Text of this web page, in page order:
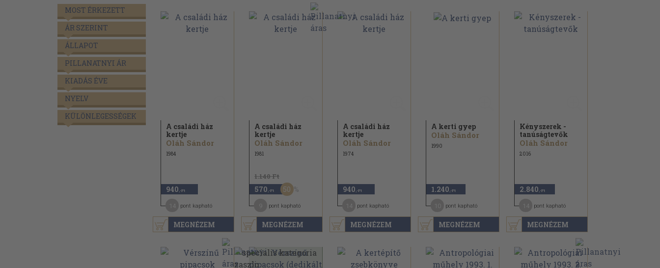
MOST ÉRKEZETT
ÁR SZERINT
ÁLLAPOT
PILLANATNYI ÁR
KIADÁS ÉVE
NYELV
KÜLÖNLEGESSÉGEK
MEGNÉZEM
A családi ház
kertje
Oláh Sándor
1984
940 ,-Ft
pont kapható
MEGNÉZEM
A családi ház
kertje
Oláh Sándor
1981
1.140 Ft
570 ,-Ft 50
pont kapható
MEGNÉZEM
A családi ház
kertje
Oláh Sándor
1974
940 ,-Ft
pont kapható
MEGNÉZEM
A kerti gyep
Oláh Sándor
1990
1.240 ,-Ft
pont kapható
MEGNÉZEM
Kényszerek -
tanúságtevők
Oláh Sándor
2016
2.840 ,-Ft
pont kapható